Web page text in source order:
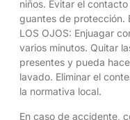
niños. Evitar el
guantes de protección.
LOS OJOS: Enjuagar
varios minutos. Quitar
presentes y pueda
lavado. Eliminar el
la normativa local.
En caso de accidente,